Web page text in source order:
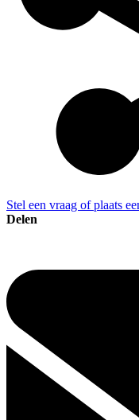
Stel een vraag of plaats
Delen